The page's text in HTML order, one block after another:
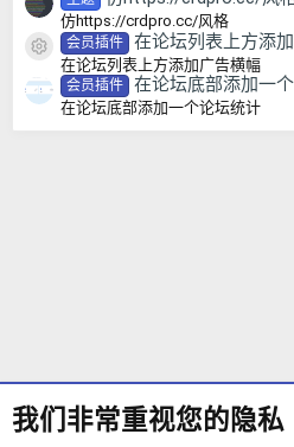
仿https://crdpro.cc/风格
资源图标
会员插件 在论坛列表上方添
在论坛列表上方添加广告横幅
会员插件 在论坛底部添加一
在论坛底部添加一个论坛统计
我们非常重视您的隐私